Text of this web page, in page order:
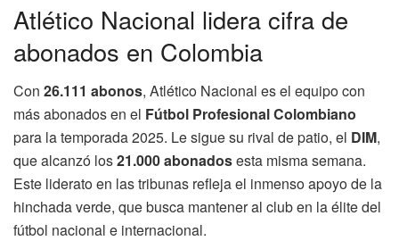
Atlético Nacional lidera cifra de
abonados en Colombia
Con 26.111 abonos, Atlético Nacional es el equipo con
más abonados en el Fútbol Profesional Colombiano
para la temporada 2025. Le sigue su rival de patio, el DIM,
que alcanzó los21.000 abonadosesta misma semana.
Este liderato en las tribunas refleja el inmenso apoyo de la
hinchada verde, que busca mantener al club en la élite del
fútbol nacional e internacional.